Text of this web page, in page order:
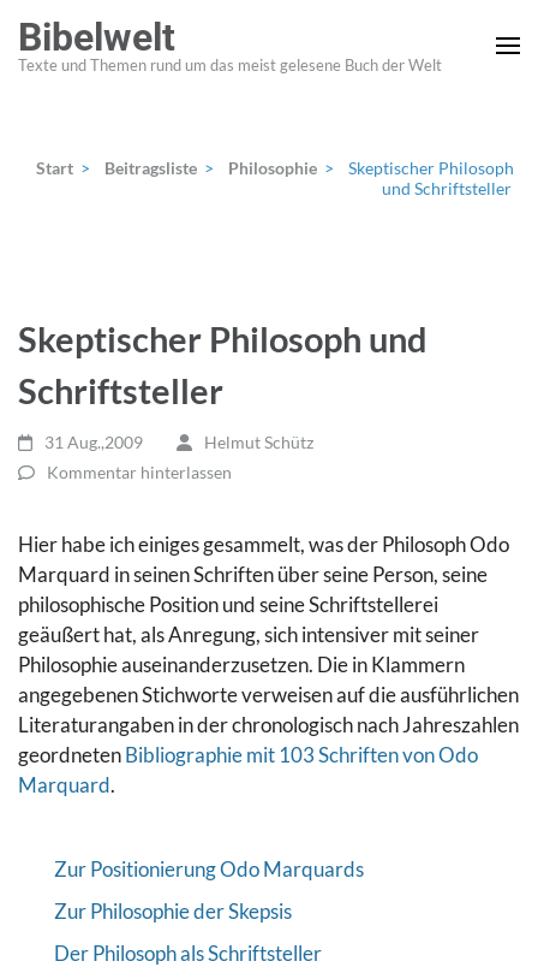
Inhalt
springen
Bibelwelt
Texte und Themen rund um das meist gelesene Buch der Welt
Start > Beitragsliste > Philosophie >
Skeptischer Philosoph
und Schriftsteller
Skeptischer Philosoph und
Schriftsteller
31 Aug.,2009
Helmut Schütz
Kommentar hinterlassen
Hier habe ich einiges gesammelt, was der Philosoph Odo
Marquard in seinen Schriften über seine Person, seine
philosophische Position und seine Schriftstellerei
geäußert hat, als Anregung, sich intensiver mit seiner
Philosophie auseinanderzusetzen. Die in Klammern
angegebenen Stichworte verweisen auf die ausführlichen
Literaturangaben in der chronologisch nach Jahreszahlen
geordnetenBibliographie mit 103 Schriften von Odo
Marquard.
Zur Positionierung Odo Marquards
Zur Philosophie der Skepsis
Der Philosoph als Schriftsteller